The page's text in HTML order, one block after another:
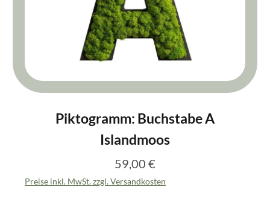
Piktogramm: Buchstabe A
Islandmoos
Regulärer Preis:
59,00 €
Preise inkl. MwSt. zzgl. Versandkosten